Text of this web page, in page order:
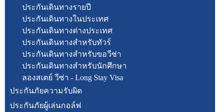
ประกันเดินทางรายปี
ประกันเดินทางในประเทศ
ประกันเดินทางต่างประเทศ
ประกันเดินทางสำหรับทัวร์
ประกันเดินทางสำหรับขอวีซ่า
ประกันเดินทางสำหรับนักศึกษา
ลองสเตย์ วีซ่า - Long Stay Visa
ประกันภัยความรับผิด
ประกันภัยผู้เล่นกอล์ฟ